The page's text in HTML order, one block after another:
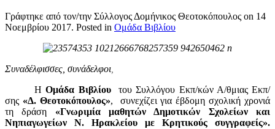
Γράφτηκε από τον/την Σύλλογος Δομήνικος Θεοτοκόπουλος on 14
Νοεμβρίου 2017. Posted in Ομάδα Βιβλίου
Συναδέλφισσες, συνάδελφοι
ΗΟμάδα Βιβλίουτου Συλλόγου Εκπ/κών Α/θμιας Εκπ/
σης «Δ. Θεοτοκόπουλος», συνεχίζει για έβδομη σχολική χρονιά
τη δράση «Γνωριμία μαθητών Δημοτικών Σχολείων και
Νηπιαγωγείων Ν. Ηρακλείου με Κρητικούς συγγραφείς».